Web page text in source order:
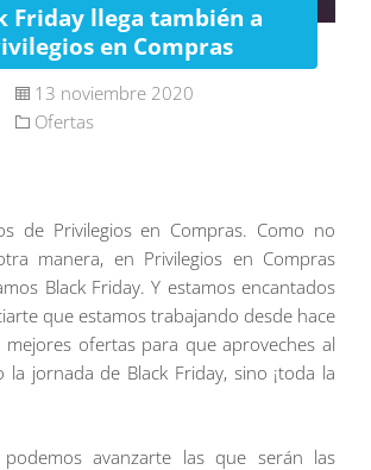
Friday llega también a
en Compras
13 noviembre 2020
Ofertas
de Privilegios en Compras. Como no
manera, en Privilegios en Compras
Black Friday. Y estamos encantados
que estamos trabajando desde hace
mejores ofertas para que aproveches al
la jornada de Black Friday, sino ¡toda la
avanzarte las que serán las